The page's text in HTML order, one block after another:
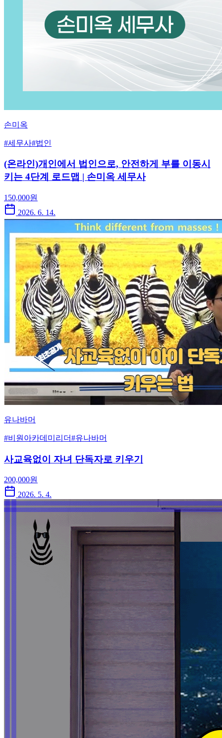
손미옥
#세무사#법인
(온라인)개인에서 법인으로, 안전하게 부를 이동시
키는 4단계 로드맵 | 손미옥 세무사
150,000원
2026. 6. 14.
유나바머
#비원아카데미리더#유나바머
사교육없이 자녀 단독자로 키우기
200,000원
2026. 5. 4.